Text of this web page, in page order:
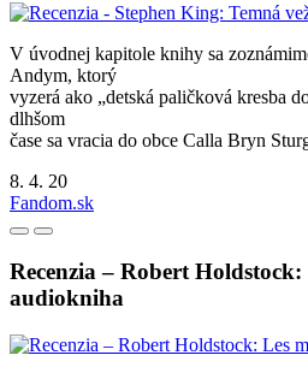
V úvodnej kapitole knihy sa
Andym, ktorý
vyzerá ako „detská paličková kresba
dlhšom
čase sa vracia do obce Calla Bryn
8. 4. 20
Fandom.sk
Recenzia – Robert
audiokniha